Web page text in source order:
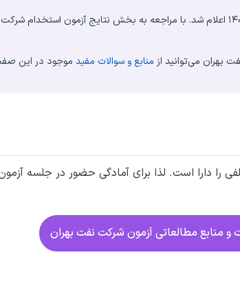
نتایج آزمون استخدامی شرکت نفت بهران ۱۱ خرداد ۱۴۰۲ اعلام شد. با مراجعه به بخش
بهران می‌توانید از منابع و سوالات مفید موجود در این
را دارا است. لذا برای آمادگی حضور در جلسه
و منابع مطالعاتی آزمون شرکت نفت بهران